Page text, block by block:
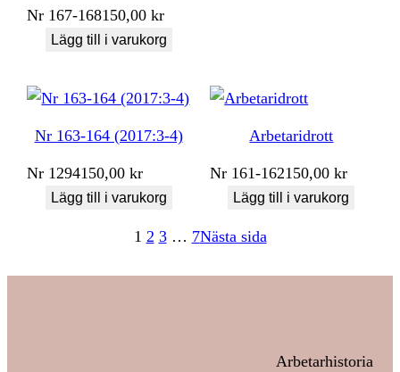
Nr 167-168150,00kr
Lägg till i varukorg
Nr 163-164 (2017:3-4)
Nr 1294150,00kr
Lägg till i varukorg
Arbetaridrott
Nr 161-162150,00kr
Lägg till i varukorg
1 2 3 … 7Nästa sida
Arbetarhistoria